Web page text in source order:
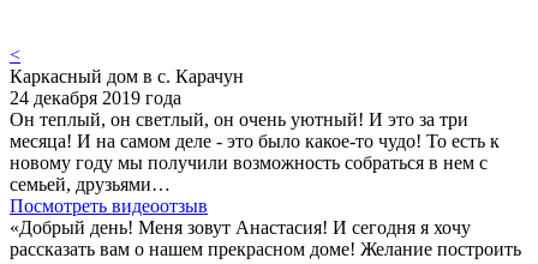
<
Каркасный дом в с. Карачун
24 декабря 2019 года
Он теплый, он светлый, он очень уютный! И это за три
месяца! И на самом деле - это было какое-то чудо! То есть к
новому году мы получили возможность собраться в нем с
семьей, друзьями…
Посмотреть видеоотзыв
«Добрый день! Меня зовут Анастасия! И сегодня я хочу
рассказать вам о нашем прекрасном доме! Желание построить